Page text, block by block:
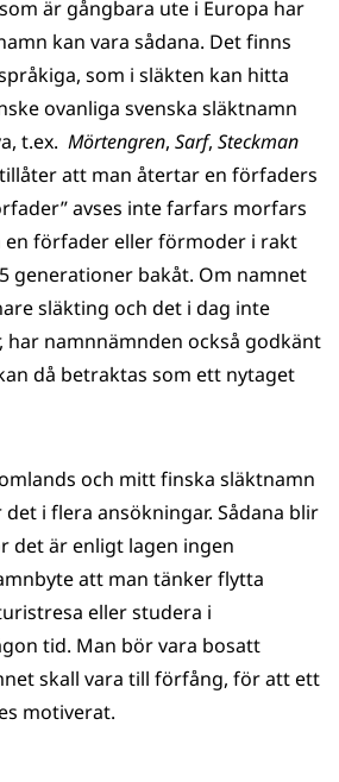
är gångbara ute i Europa har
kan vara sådana. Det finns
som i släkten kan hitta
ovanliga svenska släktnamn
t.ex. Mörtengren, Sarf, Steckman
att man återtar en förfaders
avses inte farfars morfars
förfader eller förmoder i rakt
generationer bakåt. Om namnet
släkting och det i dag inte
har namnnämnden också godkänt
då betraktas som ett nytaget
och mitt finska släktnamn
i flera ansökningar. Sådana blir
det är enligt lagen ingen
att man tänker flytta
eller studera i
tid. Man bör vara bosatt
skall vara till förfång, för att ett
motiverat.